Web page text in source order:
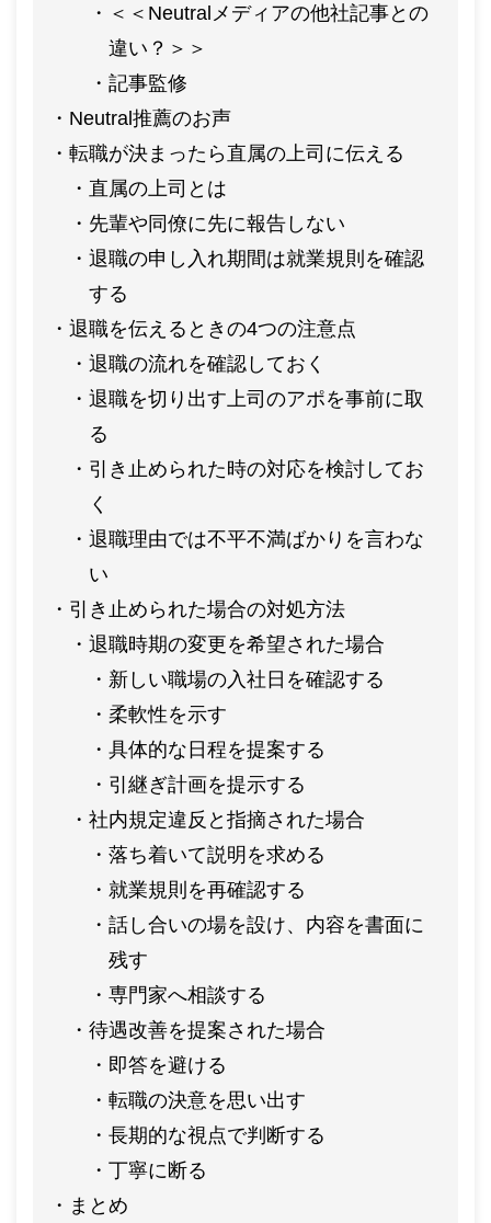
＜＜Neutralメディアの他社記事との
違い？＞＞
記事監修
Neutral推薦のお声
転職が決まったら直属の上司に伝える
直属の上司とは
先輩や同僚に先に報告しない
退職の申し入れ期間は就業規則を確認
する
退職を伝えるときの4つの注意点
退職の流れを確認しておく
退職を切り出す上司のアポを事前に取
る
引き止められた時の対応を検討してお
く
退職理由では不平不満ばかりを言わな
い
引き止められた場合の対処方法
退職時期の変更を希望された場合
新しい職場の入社日を確認する
柔軟性を示す
具体的な日程を提案する
引継ぎ計画を提示する
社内規定違反と指摘された場合
落ち着いて説明を求める
就業規則を再確認する
話し合いの場を設け、内容を書面に
残す
専門家へ相談する
待遇改善を提案された場合
即答を避ける
転職の決意を思い出す
長期的な視点で判断する
丁寧に断る
まとめ